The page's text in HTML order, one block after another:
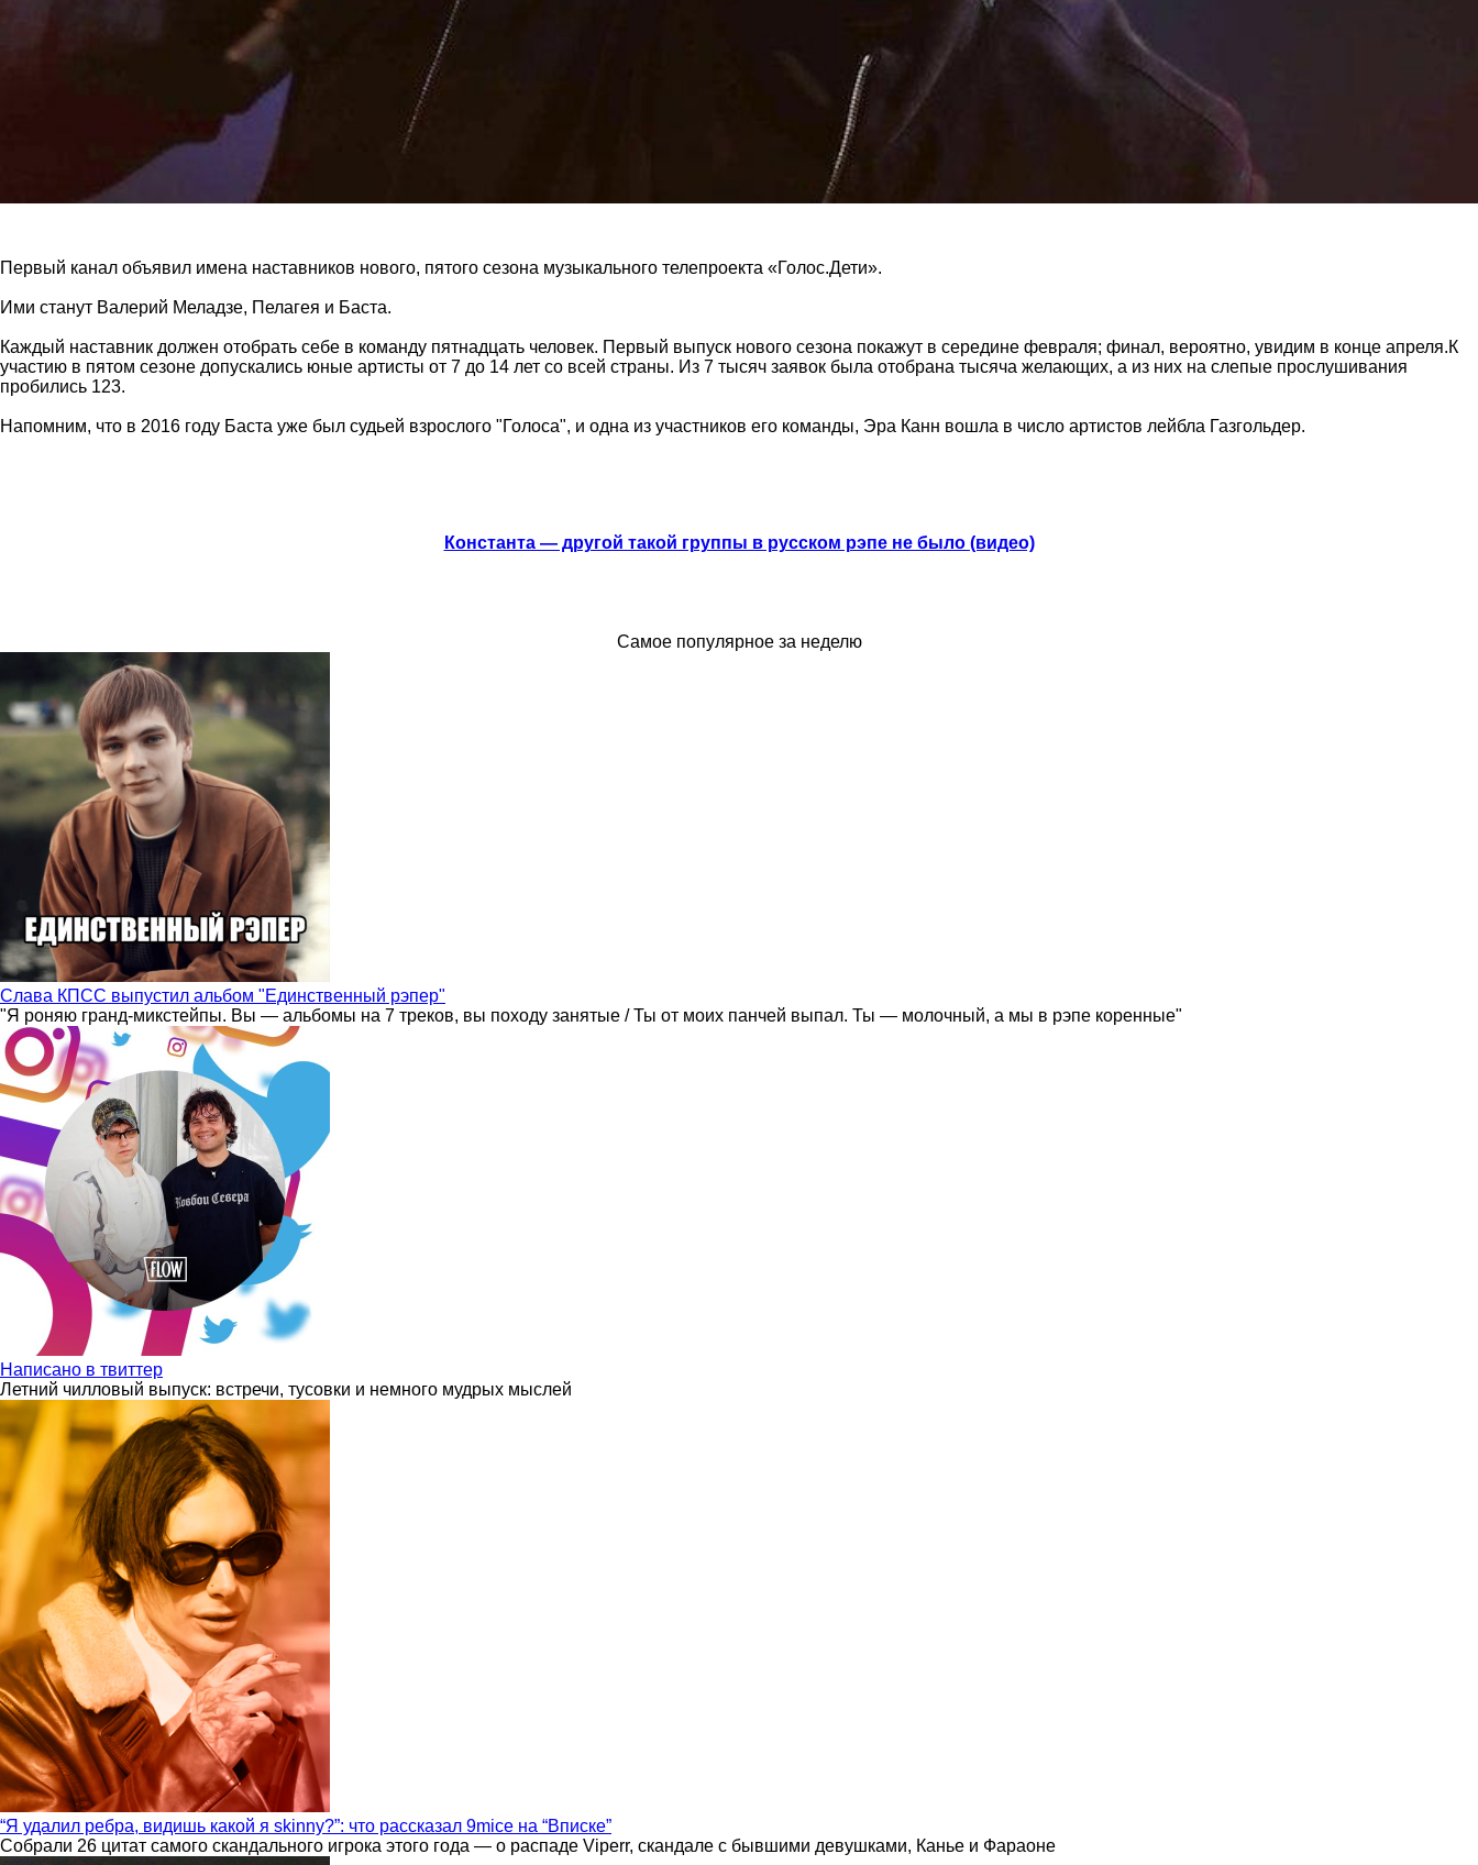
Первый канал объявил имена наставников нового, пятого сезона музыкального телепроекта «Голос.Дети».
Ими станут Валерий Меладзе, Пелагея и Баста.
Каждый наставник должен отобрать себе в команду пятнадцать человек. Первый выпуск нового сезона покажут в середине февраля; финал, вероятно, увидим в конце апреля.К
участию в пятом сезоне допускались юные артисты от 7 до 14 лет со всей страны. Из 7 тысяч заявок была отобрана тысяча желающих, а из них на слепые прослушивания
пробились 123.
Напомним, что в 2016 году Баста уже был судьей взрослого "Голоса", и одна из участников его команды, Эра Канн вошла в число артистов лейбла Газгольдер.
Константа — другой такой группы в русском рэпе не было (видео)
Самое популярное за неделю
Слава КПСС выпустил альбом "Единственный рэпер"
"Я роняю гранд-микстейпы. Вы — альбомы на 7 треков, вы походу занятые / Ты от моих панчей выпал. Ты — молочный, а мы в рэпе коренные"
Написано в твиттер
Летний чилловый выпуск: встречи, тусовки и немного мудрых мыслей
“Я удалил ребра, видишь какой я skinny?”: что рассказал 9mice на “Вписке”
Собрали 26 цитат самого скандального игрока этого года — о распаде Viperr, скандале с бывшими девушками, Канье и Фараоне